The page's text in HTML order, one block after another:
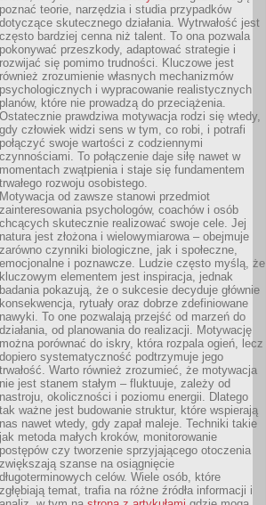
poznać teorie, narzędzia i studia przypadków
dotyczące skutecznego działania. Wytrwałość jest
często bardziej cenna niż talent. To ona pozwala
pokonywać przeszkody, adaptować strategie i
rozwijać się pomimo trudności. Kluczowe jest
również zrozumienie własnych mechanizmów
psychologicznych i wypracowanie realistycznych
planów, które nie prowadzą do przeciążenia.
Ostatecznie prawdziwa motywacja rodzi się wtedy,
gdy człowiek widzi sens w tym, co robi, i potrafi
połączyć swoje wartości z codziennymi
czynnościami. To połączenie daje siłę nawet w
momentach zwątpienia i staje się fundamentem
trwałego rozwoju osobistego.
Motywacja od zawsze stanowi przedmiot
zainteresowania psychologów, coachów i osób
chcących skutecznie realizować swoje cele. Jej
natura jest złożona i wielowymiarowa – obejmuje
zarówno czynniki biologiczne, jak i społeczne,
emocjonalne i poznawcze. Ludzie często myślą, że
kluczowym elementem jest inspiracja, jednak
badania pokazują, że o sukcesie decyduje głównie
konsekwencja, rytuały oraz dobrze zdefiniowane
nawyki. To one pozwalają przejść od marzeń do
działania, od planowania do realizacji. Motywację
można porównać do iskry, która rozpala ogień, lecz
dopiero systematyczność podtrzymuje jego
trwałość. Warto również zrozumieć, że motywacja
nie jest stanem stałym – fluktuuje, zależy od
nastroju, okoliczności i poziomu energii. Dlatego
tak ważne jest budowanie struktur, które wspierają
nas nawet wtedy, gdy zapał maleje. Techniki takie
jak metoda małych kroków, monitorowanie
postępów czy tworzenie sprzyjającego otoczenia
zwiększają szanse na osiągnięcie
długoterminowych celów. Wiele osób, które
zgłębiają temat, trafia na różne źródła informacji i